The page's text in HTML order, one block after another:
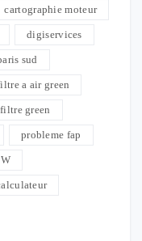
cartographie moteur
digiservices
sud
a air green
filtre green
probleme fap